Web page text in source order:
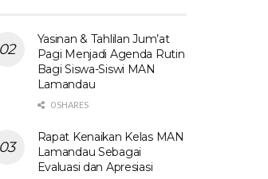
Yasinan & Tahlilan Jum’at
Pagi Menjadi Agenda Rutin
Bagi Siswa-Siswi MAN
Lamandau
0 SHARES
Rapat Kenaikan Kelas MAN
Lamandau Sebagai
Evaluasi dan Apresiasi